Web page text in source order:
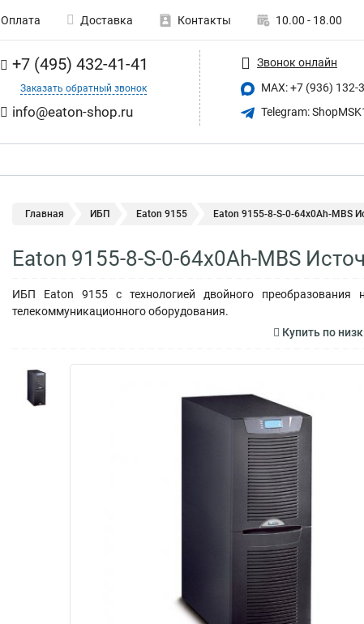
Оплата Доставка Контакты 10.00 - 18.00
+7 (495) 432-41-41
Заказать обратный звонок
info@eaton-shop.ru
Звонок онлайн
MAX: +7 (936) 132-
Telegram:
Главная ИБП Eaton 9155 Eaton 9155-8-S-0-64x0Ah-MBS
Eaton 9155-8-S-0-64x0Ah-MBS
ИБП Eaton 9155 с технологией двойного преобразования
телекоммуникационного оборудования.
Купить по